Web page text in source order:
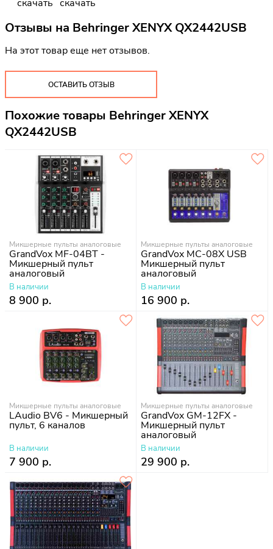
скачать скачать
Отзывы на Behringer XENYX QX2442USB
На этот товар еще нет отзывов.
ОСТАВИТЬ ОТЗЫВ
Похожие товары Behringer XENYX
QX2442USB
Микшерные пульты аналоговые
GrandVox MF-04BT -
Микшерный пульт
аналоговый
В наличии
8 900 р.
Микшерные пульты аналоговые
GrandVox MC-08X USB
Микшерный пульт
аналоговый
В наличии
16 900 р.
Микшерные пульты аналоговые
LAudio BV6 - Микшерный
пульт, 6 каналов
В наличии
7 900 р.
Микшерные пульты аналоговые
GrandVox GM-12FX -
Микшерный пульт
аналоговый
В наличии
29 900 р.